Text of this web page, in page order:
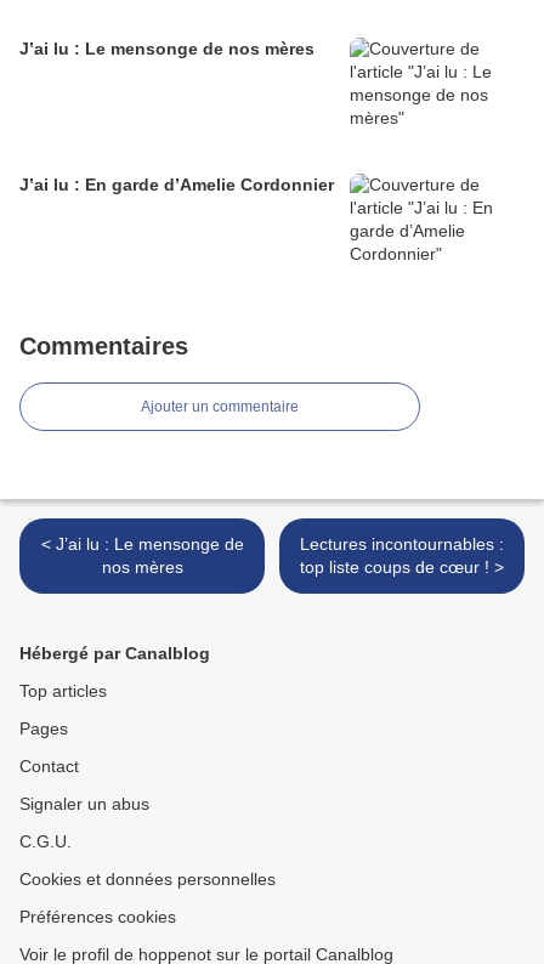
J’ai lu : Le mensonge de nos mères
J’ai lu : En garde d’Amelie Cordonnier
Commentaires
Ajouter un commentaire
< J’ai lu : Le mensonge de
nos mères
Lectures incontournables :
top liste coups de cœur ! >
Hébergé par Canalblog
Top articles
Pages
Contact
Signaler un abus
C.G.U.
Cookies et données personnelles
Préférences cookies
Voir le profil de hoppenot sur le portail Canalblog